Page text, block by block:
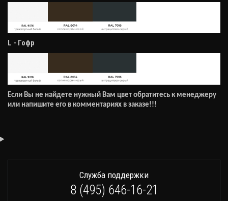
L - Гофр
Если Вы не найдете нужный Вам цвет обратитесь к менеджеру
или напишите его в комментариях в заказе!!!
Служба поддержки
8 (495) 646-16-21